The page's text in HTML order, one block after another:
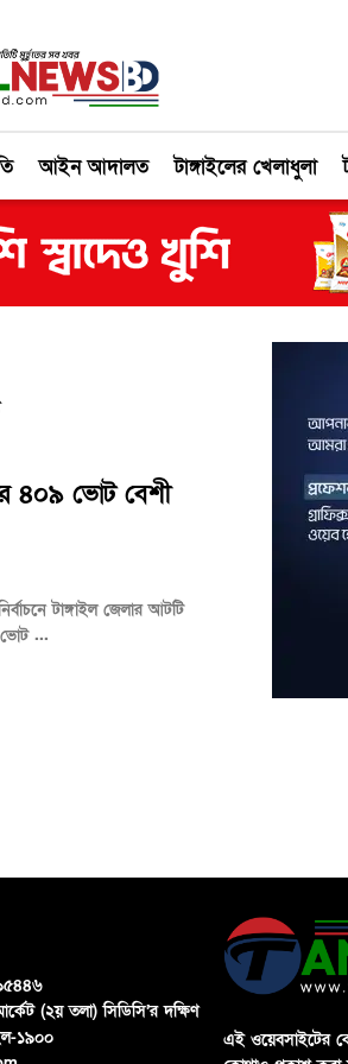
আইন আদালত টাঙ্গাইলের খেলাধুলা
৪০৯ ভোট বেশী
টাঙ্গাইল জেলার আটটি
...
(২য় তলা) সিডিসি’র দক্ষিণ
১৯০০
এই ওয়েবসাইটের